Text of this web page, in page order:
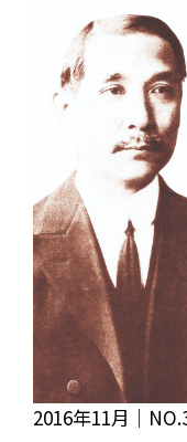
2016年11月｜